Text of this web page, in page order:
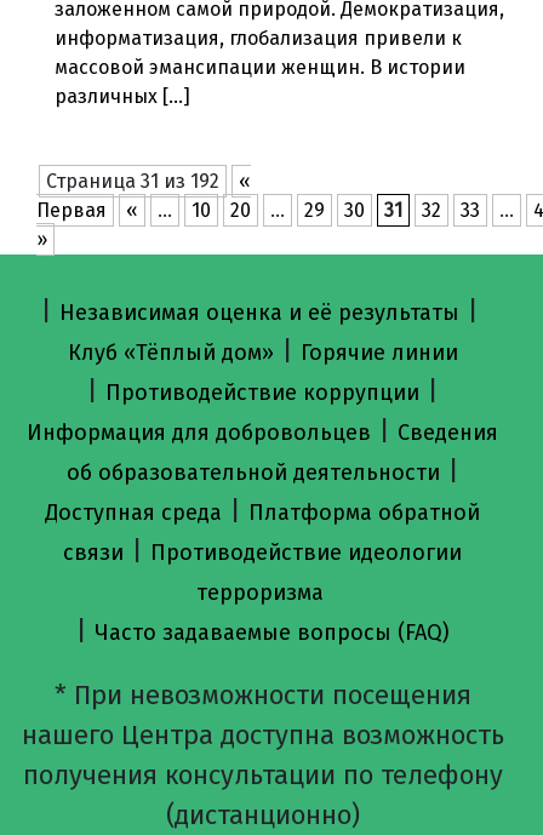
заложенном самой природой. Демократизация,
информатизация, глобализация привели к
массовой эмансипации женщин. В истории
различных […]
Страница 31 из 192
«
Первая
« ... 10 20 ... 29 30 31 32 33 ...
»
Независимая оценка и её результаты
Клуб «Тёплый дом» Горячие линии
Противодействие коррупции
Информация для добровольцев
Сведения
об образовательной деятельности
Доступная среда
Платформа обратной
связи
Противодействие идеологии
терроризма
Часто задаваемые вопросы (FAQ)
* При невозможности посещения
нашего Центра доступна возможность
получения консультации по телефону
(дистанционно)